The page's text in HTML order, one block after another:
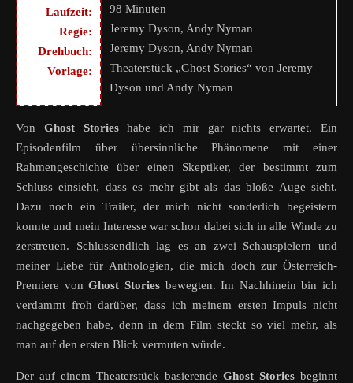
Laufzeit:
Regie:
Drehbuch:
Vorlage:
98 Minuten
Jeremy Dyson, Andy Nyman
Jeremy Dyson, Andy Nyman
Theaterstück „Ghost Stories“ von Jeremy
Dyson und Andy Nyman
Von Ghost Storieshabe ich mir gar nichts erwartet. Ein
Episodenfilm über übersinnliche Phänomene mit einer
Rahmengeschichte über einen Skeptiker, der bestimmt zum
Schluss einsieht, dass es mehr gibt als das bloße Auge sieht.
Dazu noch ein Trailer, der mich nicht sonderlich begeistern
konnte und mein Interesse war schon dabei sich in alle Winde zu
zerstreuen. Schlussendlich lag es an zwei Schauspielern und
meiner Liebe für Anthologien, die mich doch zur Österreich-
Premiere vonGhost Storiesbewegten. Im Nachhinein bin ich
verdammt froh darüber, dass ich meinem ersten Impuls nicht
nachgegeben habe, denn in dem Film steckt so viel mehr, als
man auf den ersten Blick vermuten würde.
Der auf einem Theaterstück basierende Ghost Stories beginnt